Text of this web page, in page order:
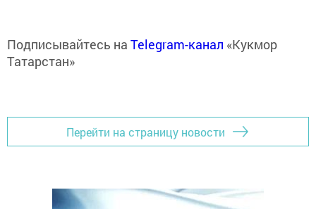
Подписывайтесь на Telegram-канал «Кукмор
Татарстан»
Перейти на страницу новости